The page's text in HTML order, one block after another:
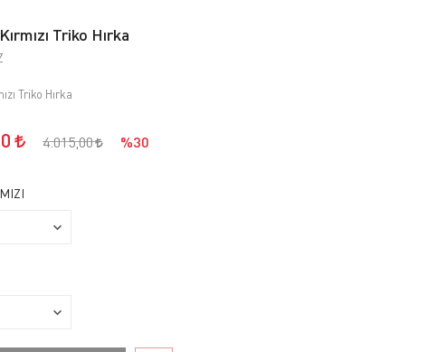
Triko Hırka
Triko Hırka
4.015,00 %30